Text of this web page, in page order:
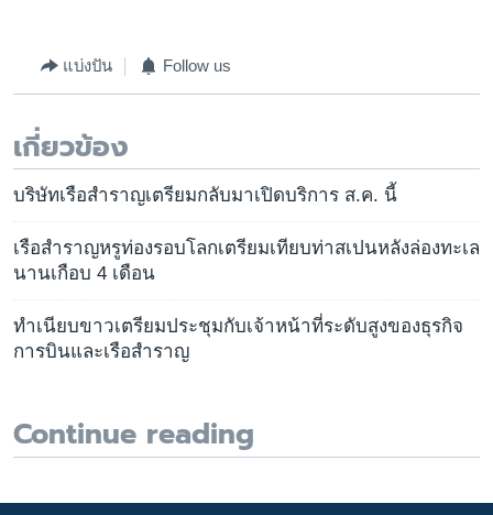
แบ่งปัน Follow us
เกี่ยวข้อง
บริษัทเรือสำราญเตรียมกลับมาเปิดบริการ ส.ค. นี้
เรือสำราญหรูท่องรอบโลกเตรียมเทียบท่าสเปนหลังล่องทะเล
นานเกือบ 4 เดือน
ทำเนียบขาวเตรียมประชุมกับเจ้าหน้าที่ระดับสูงของธุรกิจ
การบินและเรือสำราญ
Continue reading